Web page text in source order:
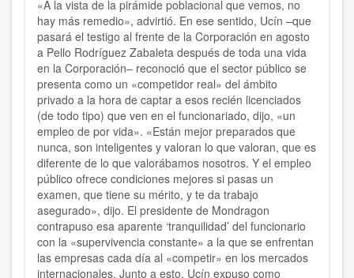
«A la vista de la pirámide poblacional que vemos, no
hay más remedio», advirtió. En ese sentido, Ucín –que
pasará el testigo al frente de la Corporación en agosto
a Pello Rodríguez Zabaleta después de toda una vida
en la Corporación– reconoció que el sector público se
presenta como un «competidor real» del ámbito
privado a la hora de captar a esos recién licenciados
(de todo tipo) que ven en el funcionariado, dijo, «un
empleo de por vida». «Están mejor preparados que
nunca, son inteligentes y valoran lo que valoran, que es
diferente de lo que valorábamos nosotros. Y el empleo
público ofrece condiciones mejores si pasas un
examen, que tiene su mérito, y te da trabajo
asegurado», dijo. El presidente de Mondragon
contrapuso esa aparente ‘tranquilidad’ del funcionario
con la «supervivencia constante» a la que se enfrentan
las empresas cada día al «competir» en los mercados
internacionales. Junto a esto, Ucín expuso como